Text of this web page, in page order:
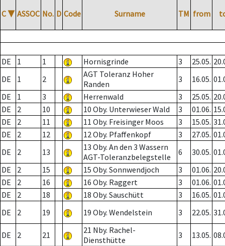
C ▼ ASSOC No. D Code Surname TM from
DE 1 1 Hornisgrinde 3 25.05.
DE
1 2
AGT Toleranz Hoher
Randen
3 16.05.
DE
1 3 Herrenwald 3 25.05.
DE
2 10 10 Oby. Unterwieser Wald 3 01.06.
DE
2 11 11 Oby. Freisinger Moos 3 15.05.
DE
2 12 12 Oby. Pfaffenkopf 3 27.05.
DE
2 13
13 Oby. An den 3 Wassern
AGT-Toleranzbelegstelle
6 30.05.
DE
2 15 15 Oby. Sonnwendjoch 3 01.06.
DE
2 16 16 Oby. Raggert 3 01.06.
DE
2 18 18 Oby. Sauschütt 3 16.05.
DE
2 19 19 Oby. Wendelstein 3 22.05.
DE 2 21
21 Nby. Rachel-
Diensthütte
3 13.05.